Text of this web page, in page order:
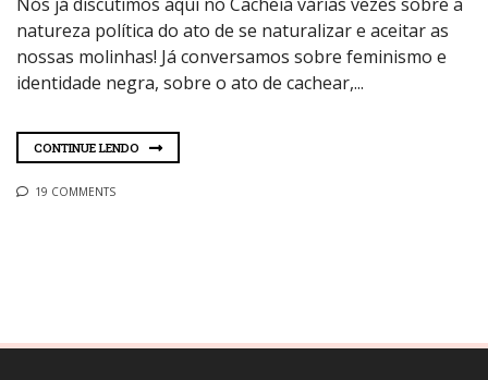
natureza política do ato de se naturalizar e aceitar as
nossas molinhas! Já conversamos sobre feminismo e
identidade negra, sobre o ato de cachear,...
CONTINUE LENDO
19 COMMENTS